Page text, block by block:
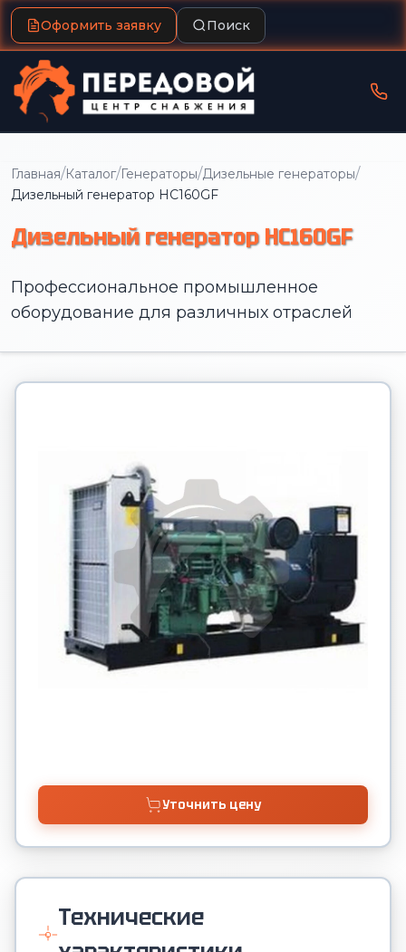
Оформить заявку Поиск
Главная/Каталог/Генераторы/Дизельные генераторы/
Дизельный генератор HC160GF
Дизельный генератор HC160GF
Профессиональное промышленное
оборудование для различных отраслей
Уточнить цену
Технические